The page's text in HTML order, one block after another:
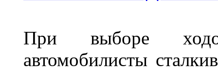
При выборе
автомобилисты